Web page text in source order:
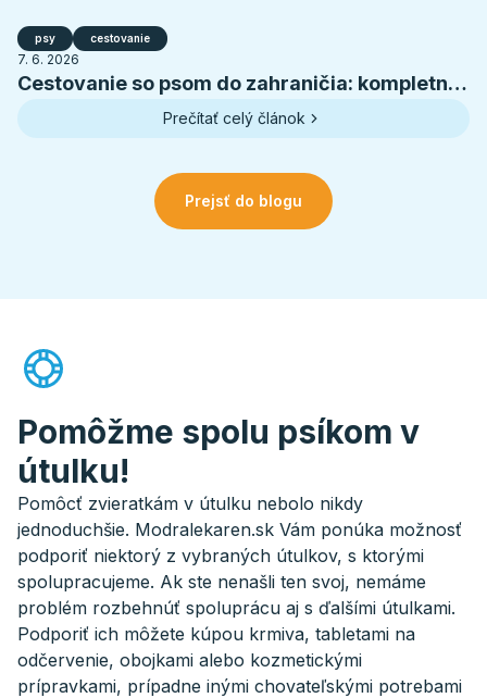
Pomôžme spolu psíkom v
útulku!
Pomôcť zvieratkám v útulku nebolo nikdy
jednoduchšie. Modralekaren.sk Vám ponúka možnosť
podporiť niektorý z vybraných útulkov, s ktorými
spolupracujeme. Ak ste nenašli ten svoj, nemáme
problém rozbehnúť spoluprácu aj s ďalšími útulkami.
Podporiť ich môžete kúpou krmiva, tabletami na
odčervenie, obojkami alebo kozmetickými
prípravkami, prípadne inými chovateľskými potrebami
psy cestovanie
7. 6. 2026
Cestovanie so psom do zahraničia: kompletná
príprava na letnú dovolenku
Prečítať celý článok
Prejsť do blogu